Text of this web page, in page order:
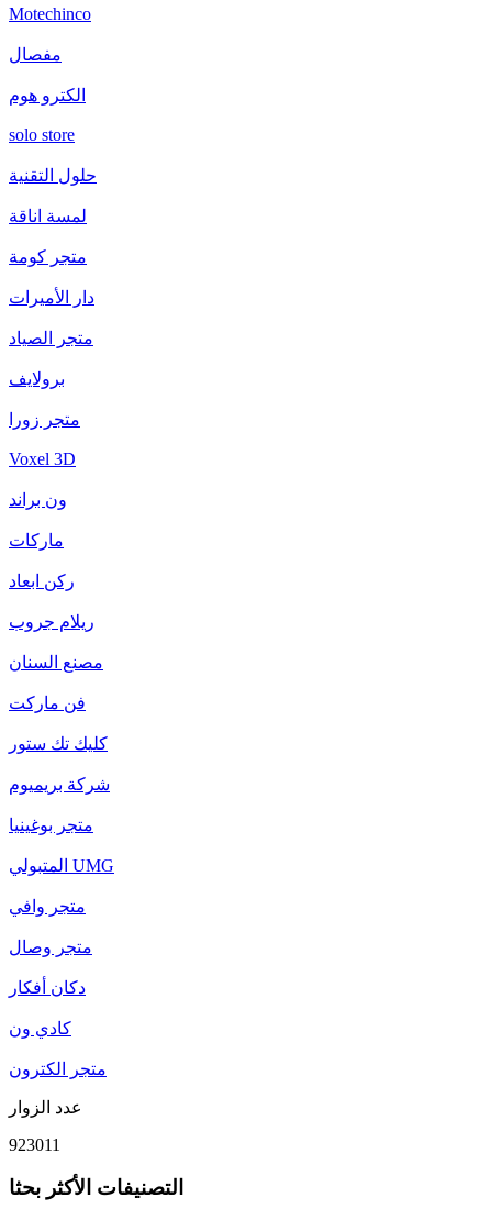
Motechinco
مفصال
الكترو هوم
solo store
حلول التقنية
لمسة اناقة
متجر كومة
دار الأميرات
متجر الصياد
برولايف
متجر زورا
Voxel 3D
ون براند
ماركات
ركن ابعاد
ريلام جروب
مصنع السنان
فن ماركت
كليك تك ستور
شركة بريميوم
متجر بوغينيا
المتبولي UMG
متجر وافي
متجر وصال
دكان أفكار
كادي ون
متجر الكترون
عدد الزوار
923011
التصنيفات الأكثر بحثا